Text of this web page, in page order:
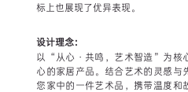
标上也展现了优异表现。
设计理念：
以“从心·共鸣，艺术智造”为核
心的家居产品。结合艺术的灵感与
您家中的一件艺术品，携带温度和